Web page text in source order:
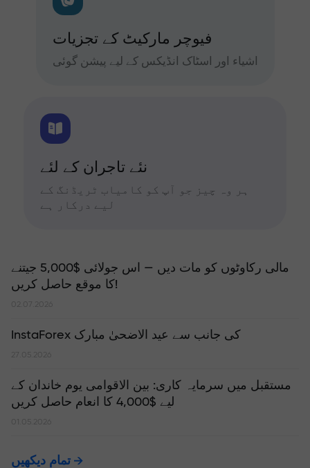
فیوچر مارکیٹ کے تجزیات
اشیاء اور اسٹاک انڈیکس کے لیے پیشن گوئی
نئے تاجران کے لئے
ہر وہ چیز جو آپ کو کامیاب ٹریڈنگ کے
لیے درکار ہے
مالی رکاوٹوں کو مات دیں — اس جولائی $5,000 جیتنے
کا موقع حاصل کریں!
02.07.2026
InstaForex کی جانب سے عید الاضحیٰ مبارک
27.05.2026
مستقبل میں سرمایہ کاری: بین الاقوامی یوم خاندان کے
لیے $4,000 کا انعام حاصل کریں
01.05.2026
تمام دیکھیں